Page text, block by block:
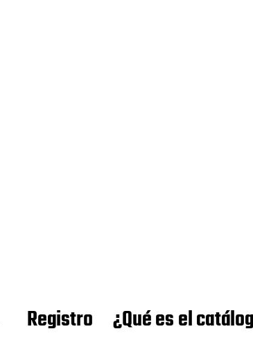
Registro ¿Qué es el